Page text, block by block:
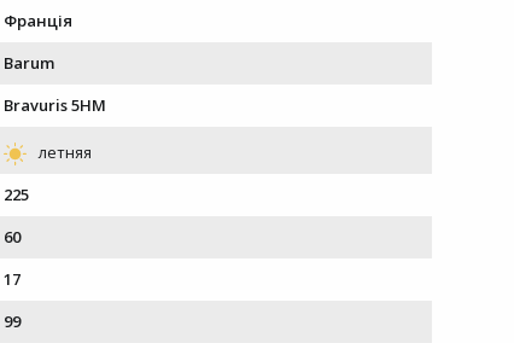
Франція
Barum
Bravuris 5HM
225
60
17
99